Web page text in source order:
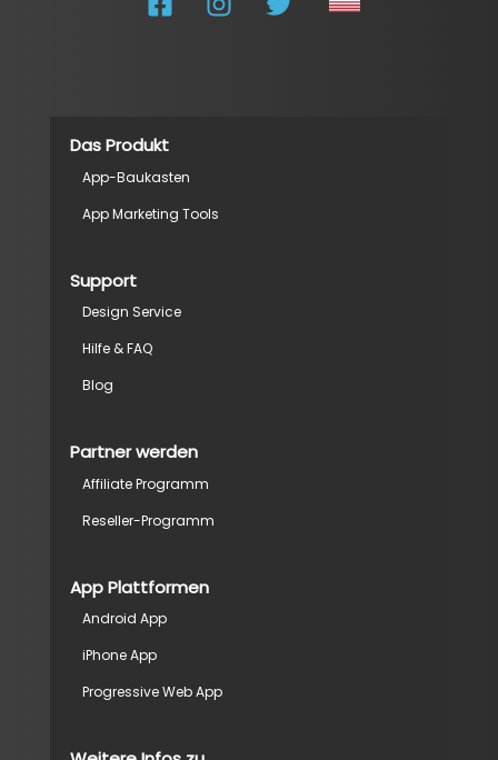
Das Produkt
App-Baukasten
App Marketing Tools
Support
Design Service
Hilfe & FAQ
Blog
Partner werden
Affiliate Programm
Reseller-Programm
App Plattformen
Android App
iPhone App
Progressive Web App